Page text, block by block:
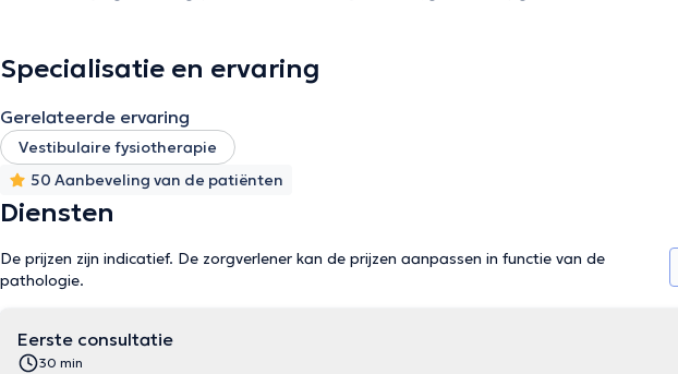
Specialisatie en ervaring
Gerelateerde ervaring
Vestibulaire fysiotherapie
50 Aanbeveling van de patiënten
Diensten
De prijzen zijn indicatief. De zorgverlener kan de prijzen aanpassen in functie van de
pathologie.
Eerste consultatie
30 min